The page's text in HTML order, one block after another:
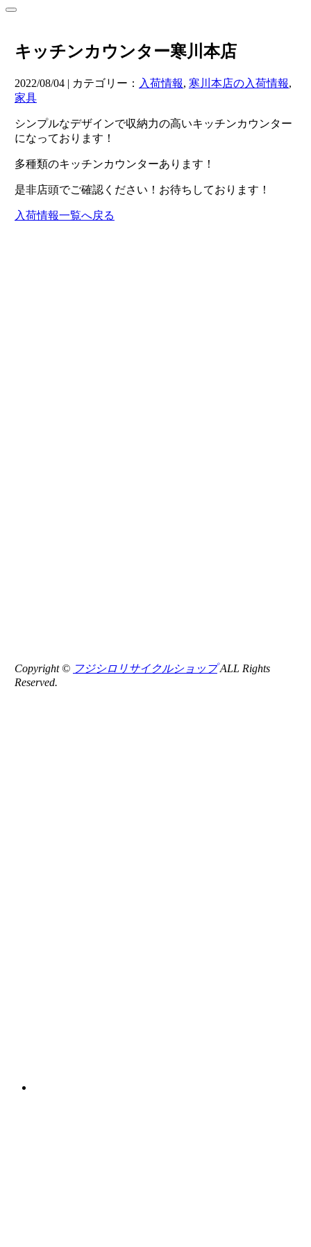
キッチンカウンター寒川本店
2022/08/04 | カテゴリー： 入荷情報, 寒川本店の入荷情報,
家具
シンプルなデザインで収納力の高いキッチンカウンター
になっております！
多種類のキッチンカウンターあります！
是非店頭でご確認ください！お待ちしております！
入荷情報一覧へ戻る
Copyright © フジシロリサイクルショップALL Rights
Reserved.